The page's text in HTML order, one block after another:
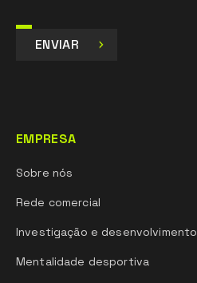
ENVIAR
EMPRESA
Sobre nós
Rede comercial
Investigação e desenvolvimento
Mentalidade desportiva